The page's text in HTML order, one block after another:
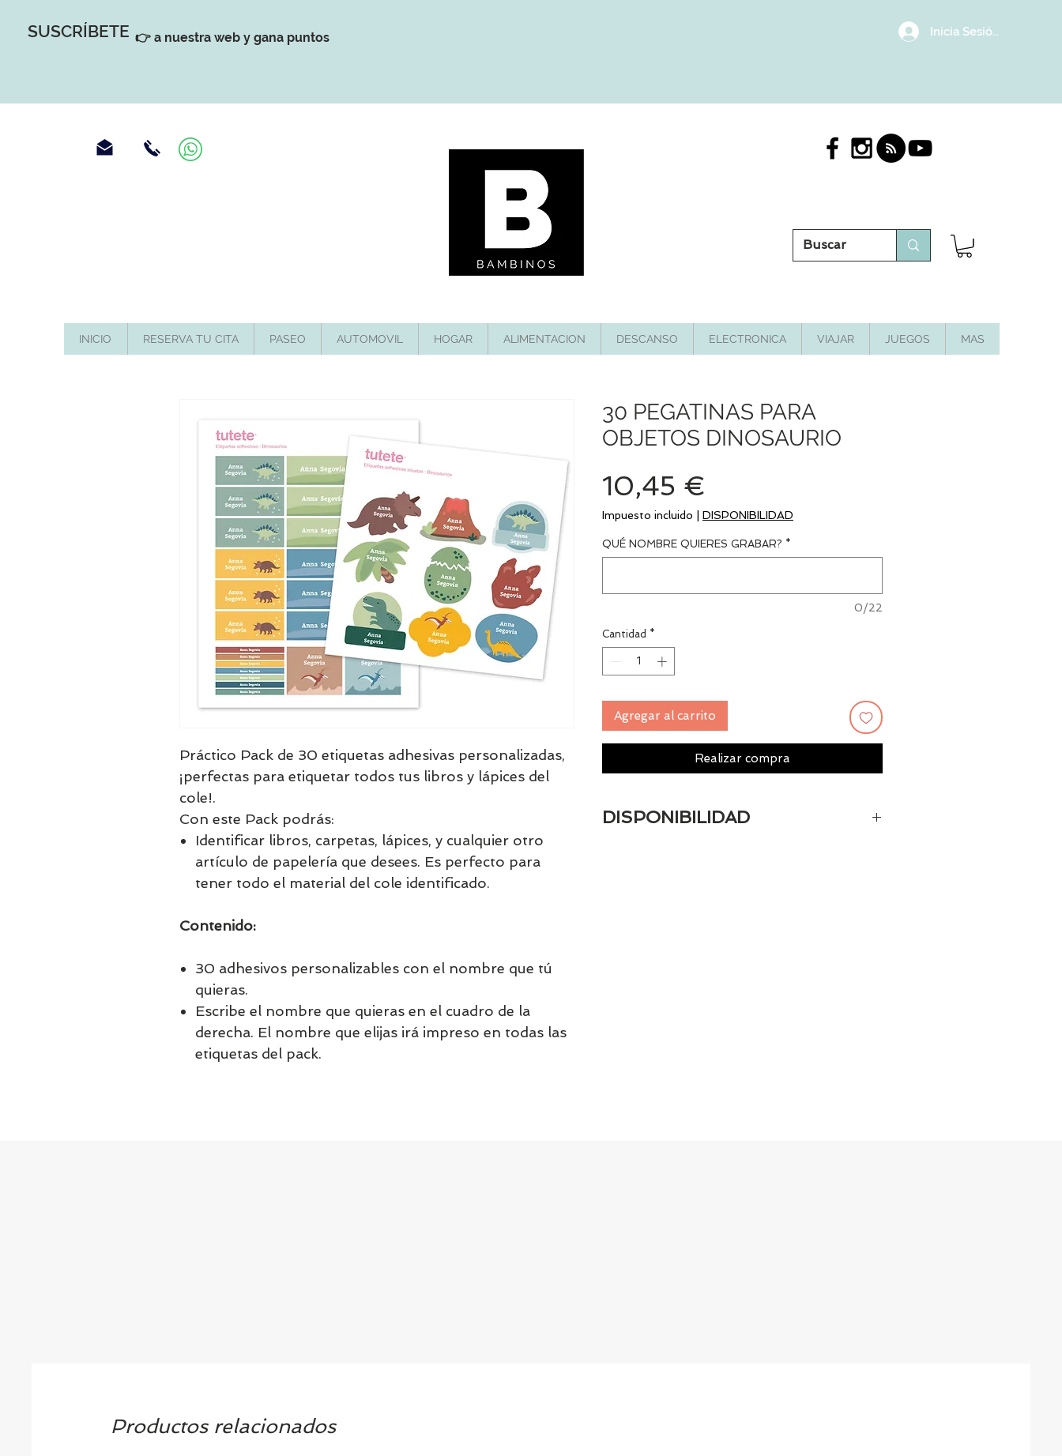
SUSCRÍBETE 👉 a nuestra web y gana puntos Inicia Sesión/
INICIO RESERVA TU CITA PASEO AUTOMOVIL HOGAR ALIMENTACION DESCANSO ELECTRONICA VIAJAR JUEGOS MAS
Práctico Pack de 30 etiquetas adhesivas personalizadas,
¡perfectas para etiquetar todos tus libros y lápices del
cole!.
Con este Pack podrás:
Identificar libros, carpetas, lápices, y cualquier otro
artículo de papelería que desees. Es perfecto para
tener todo el material del cole identificado.
Contenido:
30 adhesivos personalizables con el nombre que tú
quieras.
Escribe el nombre que quieras en el cuadro de la
derecha. El nombre que elijas irá impreso en todas las
etiquetas del pack.
30 PEGATINAS PARA
OBJETOS DINOSAURIO
10,45 €
Impuesto incluido DISPONIBILIDAD
QUÉ NOMBRE QUIERES GRABAR? *
0/22
Cantidad *
Agregar al carrito
Realizar compra
DISPONIBILIDAD
Productos relacionados